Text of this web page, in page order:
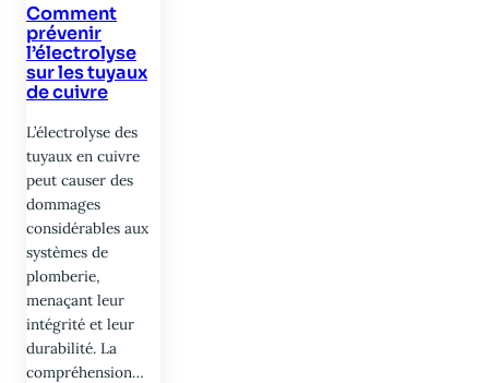
Comment
prévenir
l’électrolyse
sur les tuyaux
de cuivre
L’électrolyse des
tuyaux en cuivre
peut causer des
dommages
considérables aux
systèmes de
plomberie,
menaçant leur
intégrité et leur
durabilité. La
compréhension…